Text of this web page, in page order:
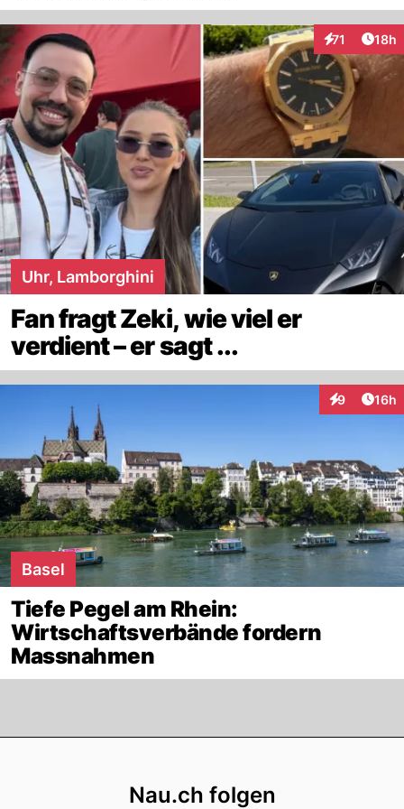
71
Interaktionen
18h
Uhr, Lamborghini
Fan fragt Zeki, wie viel er
verdient – er sagt ...
9
Interaktionen
16h
Basel
Tiefe Pegel am Rhein:
Wirtschaftsverbände fordern
Massnahmen
Nau.ch folgen